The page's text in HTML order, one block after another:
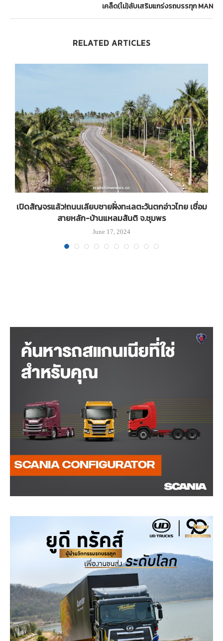
เคล็ด(ไม่)ลับเสริมแกร่งรถบรรทุก MAN
RELATED ARTICLES
เปิดสัญจรแล้ว!ถนนเลียบชายฝั่งทะเลตะวันตกอ่าวไทย เชื่อม
สายหลัก-บ้านแหลมสันติ จ.ชุมพร
June 17, 2024